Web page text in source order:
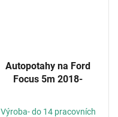
Autopotahy na Ford
Focus 5m 2018-
Výroba- do 14 pracovních